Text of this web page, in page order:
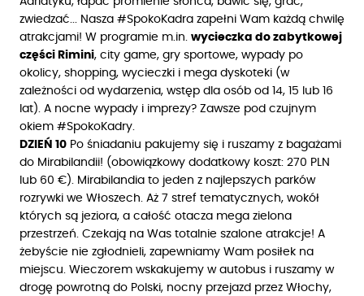
zwiedzać... Nasza #SpokoKadra zapełni Wam każdą chwilę
atrakcjami! W programie m.in. wycieczka do zabytkowej
części Rimini, city game, gry sportowe, wypady po
okolicy, shopping, wycieczki i mega dyskoteki (w
zależności od wydarzenia, wstęp dla osób od 14, 15 lub 16
lat). A nocne wypady i imprezy? Zawsze pod czujnym
okiem #SpokoKadry.
DZIEŃ 10 Po śniadaniu pakujemy się i ruszamy z bagażami
do Mirabilandii! (obowiązkowy dodatkowy koszt: 270 PLN
lub 60 €). Mirabilandia to jeden z najlepszych parków
rozrywki we Włoszech. Aż 7 stref tematycznych, wokół
których są jeziora, a całość otacza mega zielona
przestrzeń. Czekają na Was totalnie szalone atrakcje! A
żebyście nie zgłodnieli, zapewniamy Wam posiłek na
miejscu. Wieczorem wskakujemy w autobus i ruszamy w
drogę powrotną do Polski, nocny przejazd przez Włochy,